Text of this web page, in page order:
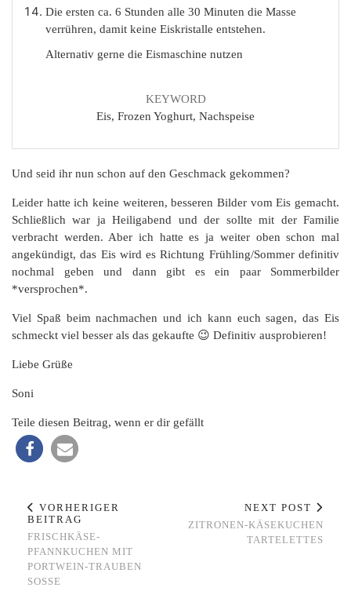
Die ersten ca. 6 Stunden alle 30 Minuten die Masse
verrühren, damit keine Eiskristalle entstehen.
Alternativ gerne die Eismaschine nutzen
KEYWORD
Eis, Frozen Yoghurt, Nachspeise
Und seid ihr nun schon auf den Geschmack gekommen?
Leider hatte ich keine weiteren, besseren Bilder vom Eis gemacht.
Schließlich war ja Heiligabend und der sollte mit der Familie
verbracht werden. Aber ich hatte es ja weiter oben schon mal
angekündigt, das Eis wird es Richtung Frühling/Sommer definitiv
nochmal geben und dann gibt es ein paar Sommerbilder
*versprochen*.
Viel Spaß beim nachmachen und ich kann euch sagen, das Eis
schmeckt viel besser als das gekaufte 😉 Definitiv ausprobieren!
Liebe Grüße
Soni
Teile diesen Beitrag, wenn er dir gefällt
VORHERIGER
BEITRAG
FRISCHKÄSE-
PFANNKUCHEN MIT
PORTWEIN-TRAUBEN
SOSSE
NEXT POST
ZITRONEN-KÄSEKUCHEN
TARTELETTES